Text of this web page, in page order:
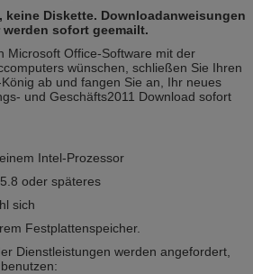
keine Diskette. Downloadanweisungen
sofort geemailt.
Microsoft Office-Software mit der
wünschen, schließen Sie Ihren
ab und fangen Sie an, Ihr neues
und Geschäfts2011 Download sofort
Intel-Prozessor
oder späteres
sich
Festplattenspeicher.
Dienstleistungen werden angefordert,